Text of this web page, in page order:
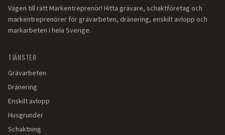
Vägen till rätt Markentreprenör! Hitta grävare, schaktföretag och
markentreprenörer för grävarbeten, dränering, enskilt avlopp och
markarbeten i hela Sverige.
TJÄNSTER
Grävarbeten
Dränering
Enskilt avlopp
Husgrunder
Schaktning